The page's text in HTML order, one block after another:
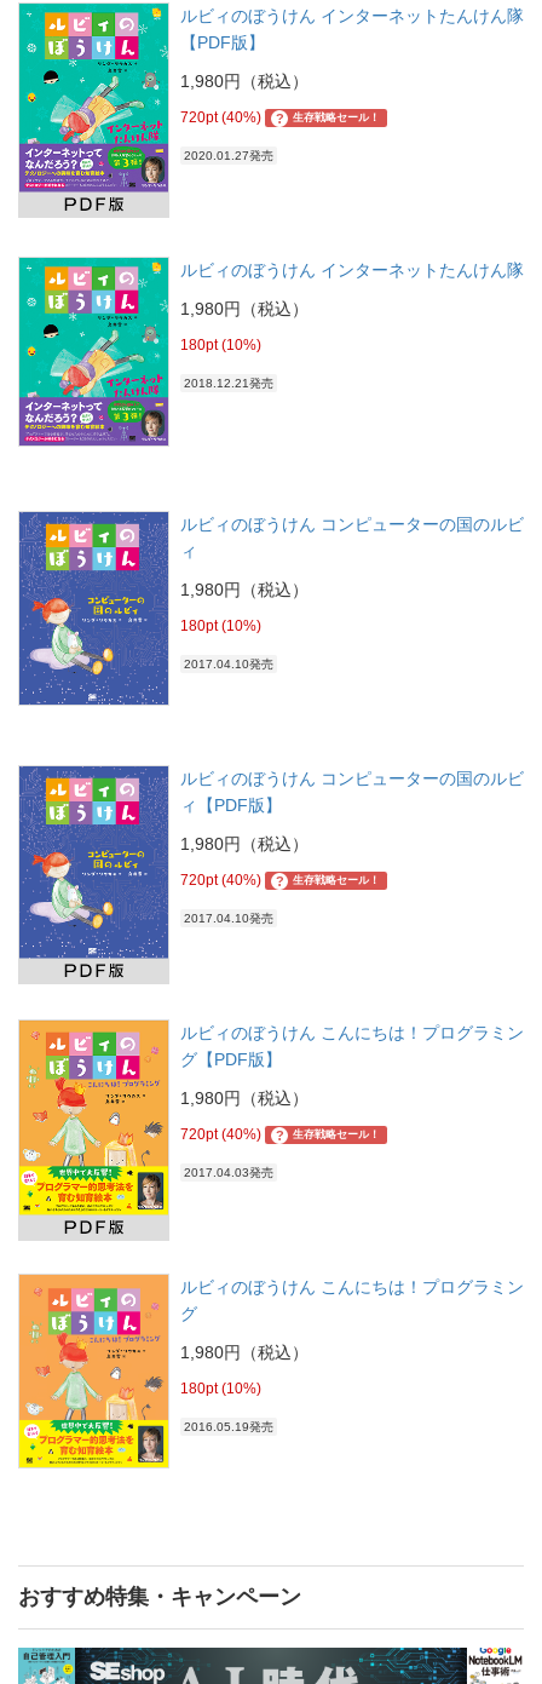
ルビィのぼうけん インターネットたんけん隊
【PDF版】
1,980円（税込）
720pt (40%) ? 生存戦略セール！
2020.01.27発売
ルビィのぼうけん インターネットたんけん隊
1,980円（税込）
180pt (10%)
2018.12.21発売
ルビィのぼうけん コンピューターの国のルビ
ィ
1,980円（税込）
180pt (10%)
2017.04.10発売
ルビィのぼうけん コンピューターの国のルビ
ィ【PDF版】
1,980円（税込）
720pt (40%) ? 生存戦略セール！
2017.04.10発売
ルビィのぼうけん こんにちは！プログラミン
グ【PDF版】
1,980円（税込）
720pt (40%) ? 生存戦略セール！
2017.04.03発売
ルビィのぼうけん こんにちは！プログラミン
グ
1,980円（税込）
180pt (10%)
2016.05.19発売
おすすめ特集・キャンペーン